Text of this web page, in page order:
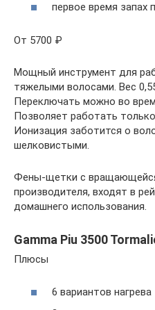
первое время запах
От 5700 ₽
Мощный инструмент для
тяжелыми волосами. Вес
Переключать можно во
Позволяет работать
Ионизация заботится о
шелковистыми.
Фены-щетки с
производителя, входят в
домашнего использования.
Gamma Piu 3500
Плюсы
6 вариантов нагрева